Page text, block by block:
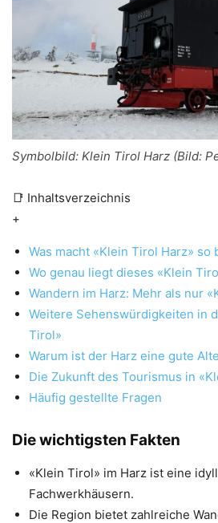
Symbolbild: Klein Tirol Harz (Bild:
📑 Inhaltsverzeichnis
+
Was macht «Klein Tirol Harz» so
Wo genau liegt dieses «Klein
Wandern im Harz: Mehr als nur
Weitere Sehenswürdigkeiten in
Tirol»
Warum ist der Harz eine gute
Die Zukunft des Tourismus in
Häufig gestellte Fragen
Die wichtigsten Fakten
«Klein Tirol» im Harz ist eine
Fachwerkhäusern.
Die Region bietet zahlreiche